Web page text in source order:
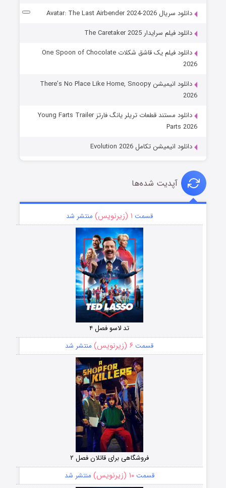
دانلود سریال Avatar: The Last Airbender 2024-2026
دانلود فیلم سرایدار The Caretaker 2025
دانلود فیلم یک قاشق شکلات One Spoon of Chocolate
2026
دانلود انیمیشن There’s No Place Like Home, Snoopy
2026
دانلود مستند قطعات تریلر یانگ فارتز Young Farts Trailer
Parts 2026
دانلود انیمیشن تکامل Evolution 2026
آپدیت شده‌ها
قسمت ۱ (زیرنویس) منتشر شد
تد لاسو فصل ۴
قسمت ۶ (زیرنویس) منتشر شد
فروشگاهی برای قاتلان فصل ۲
قسمت۱۰ (زیرنویس) منتشر شد